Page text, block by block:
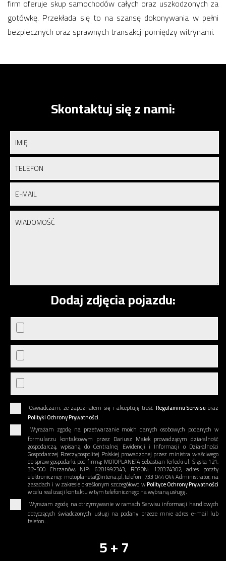
firm oferuje skup samochodów całych oraz uszkodzonych za
gotówkę. Przekłada się to na szansę dokonywania w pełni
bezpiecznych oraz sprawnych transakcji pomiędzy witrynami.
Skontaktuj się z nami:
Dodaj zdjęcia pojazdu:
Oświadczam, że zapoznałem się i akceptuję treść Regulaminu Serwisu oraz
Polityki Ochrony Prywatności.
Wyrażam zgodę na przetwarzanie moich danych osobowych podanych w
formularzu kontaktowym przez Dariusz Małek prowadzącym działalność
gospodarczą, wpisaną do Centralnej Ewidencji i Informacji o Działalności
Gospodarczej Rzeczypospolitej Polskiej prowadzonej przez ministra właściwego
do spraw gospodarki, pod firmą: MOTOPLANETA Sebastian Terlecki ul. Śląska 121,
32-500 Chrzanów, NIP: 6281992343, REGON: 120374302, adres poczty
elektronicznej: motoplaneta@interia.pl, telefon: 733 044 044 Administrator, na
zasadach i w zakresie określonym szczegółowo wPolityce Ochrony Prywatności
w celu realizacji kontaktu w tym telefonicznego na wybraną usługę.
Wyrażam zgodę na otrzymywanie w ramach Serwisu informacji handlowych
dotyczących świadczonych usługi na podany przeze mnie adres e-mail lub
telefon.
5 + 7